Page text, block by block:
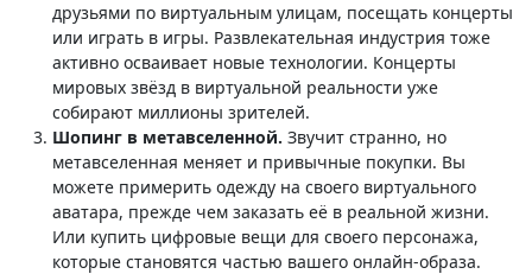
друзьями по виртуальным улицам, посещать концерты
или играть в игры. Развлекательная индустрия тоже
активно осваивает новые технологии. Концерты
мировых звёзд в виртуальной реальности уже
собирают миллионы зрителей.
Шопинг в метавселенной. Звучит странно, но
метавселенная меняет и привычные покупки. Вы
можете примерить одежду на своего виртуального
аватара, прежде чем заказать её в реальной жизни.
Или купить цифровые вещи для своего персонажа,
которые становятся частью вашего онлайн-образа.